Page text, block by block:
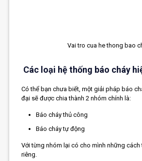
Vai tro cua he thong bao
Các loại hệ thống báo cháy
Có thể bạn chưa biết, một giải pháp báo
đại sẽ được chia thành 2 nhóm chính là:
Báo cháy thủ công
Báo cháy tự động
Với từng nhóm lại có cho mình những
riêng.